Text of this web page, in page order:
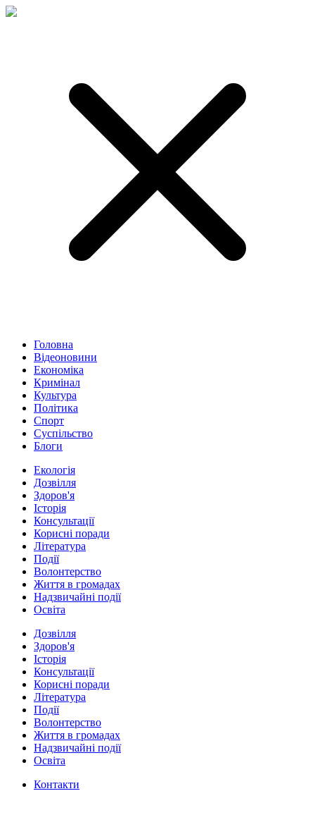
Головна
Відеоновини
Економіка
Кримінал
Культура
Політика
Спорт
Суспільство
Блоги
Екологія
Дозвілля
Здоров'я
Історія
Консультації
Корисні поради
Література
Події
Волонтерство
Життя в громадах
Надзвичайні події
Освіта
Дозвілля
Здоров'я
Історія
Консультації
Корисні поради
Література
Події
Волонтерство
Життя в громадах
Надзвичайні події
Освіта
Контакти